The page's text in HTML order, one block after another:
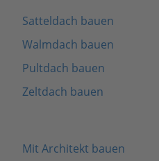
Satteldach bauen
Walmdach bauen
Pultdach bauen
Zeltdach bauen
Mit Architekt bauen